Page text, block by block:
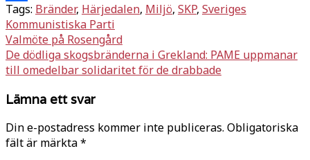
Dela
Tags: Bränder, Härjedalen, Miljö, SKP, Sveriges
Kommunistiska Parti
Inläggsnavigering
Valmöte på Rosengård
De dödliga skogsbränderna i Grekland: PAME uppmanar
till omedelbar solidaritet för de drabbade
Lämna ett svar
Din e-postadress kommer inte publiceras. Obligatoriska
fält är märkta*